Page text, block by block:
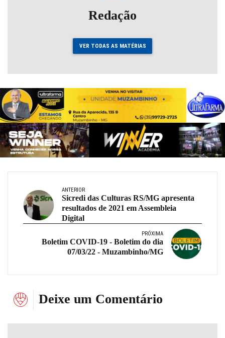
Redação
VER TODAS AS MATÉRIAS
ANTERIOR
Sicredi das Culturas RS/MG apresenta
resultados de 2021 em Assembleia
Digital
PRÓXIMA
Boletim COVID-19 - Boletim do dia
07/03/22 - Muzambinho/MG
Deixe um Comentário